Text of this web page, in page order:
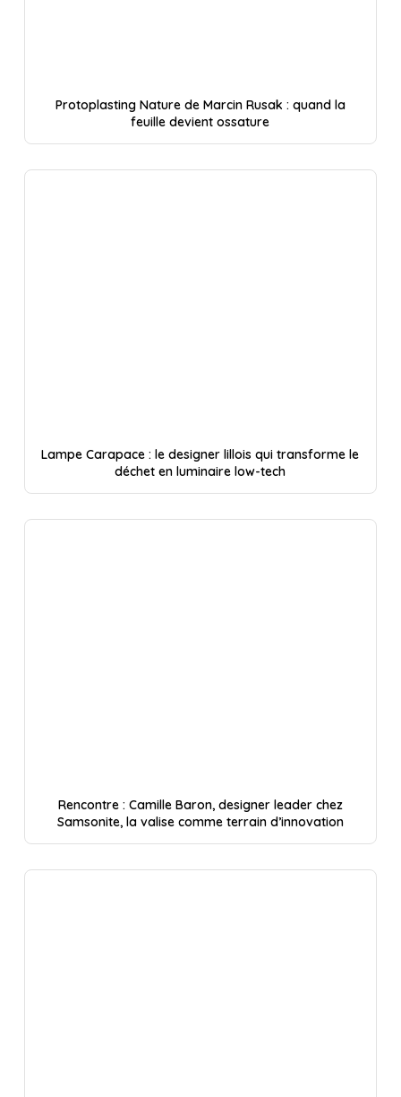
Protoplasting Nature de Marcin Rusak : quand la
feuille devient ossature
Lampe Carapace : le designer lillois qui transforme le
déchet en luminaire low-tech
Rencontre : Camille Baron, designer leader chez
Samsonite, la valise comme terrain d’innovation